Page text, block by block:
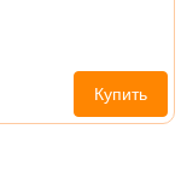
Купить